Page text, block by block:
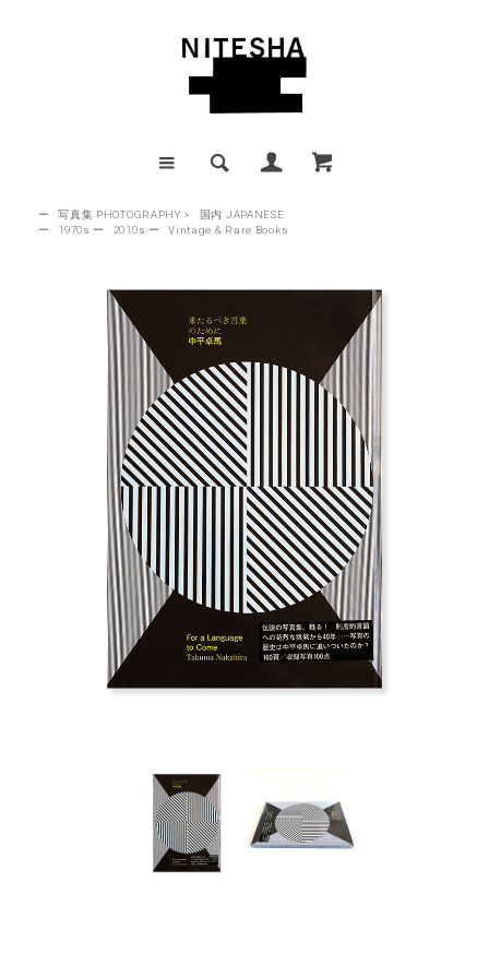
ー 写真集 PHOTOGRAPHY >
国内 JAPANESE
ー
1970s ー 2010s ー Vintage & Rare Books